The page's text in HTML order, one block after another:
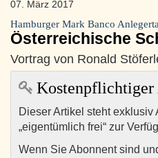
07. März 2017
Hamburger Mark Banco
Österreichische
Vortrag von Ronald
Dieser Artikel steht
„eigentümlich frei“ zur
Wenn Sie Abonnent sind